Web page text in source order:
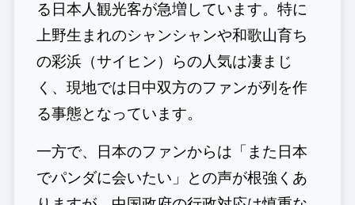
る日本人観光客が急増しています。特に
上野生まれのシャンシャンや和歌山育ち
の彩浜（サイヒン）らの人気は凄まじ
く、現地では日中双方のファンが列を作
る事態となっています。
一方で、日本のファンからは「また日本
でパンダに会いたい」との声が根強くあ